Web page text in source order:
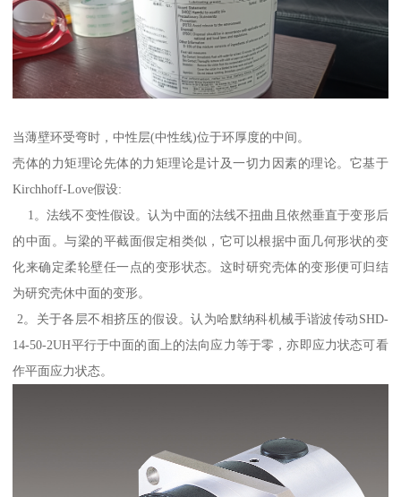
当薄壁环受弯时，中性层(中性线)位于环厚度的中间。
壳体的力矩理论先体的力矩理论是计及一切力因素的理论。它基于
Kirchhoff-Love假设:
1。法线不变性假设。认为中面的法线不扭曲且依然垂直于变形后
的中面。与梁的平截面假定相类似，它可以根据中面几何形状的变
化来确定柔轮壁任一点的变形状态。这时研究壳体的变形便可归结
为研究壳休中面的变形。
2。关于各层不相挤压的假设。认为哈默纳科机械手谐波传动SHD-
14-50-2UH平行于中面的面上的法向应力等于零，亦即应力状态可看
作平面应力状态。